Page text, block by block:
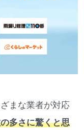
まな業者が対応
多さに驚くと思